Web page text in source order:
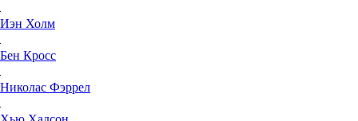
Иэн Холм
Бен Кросс
Николас Фэррел